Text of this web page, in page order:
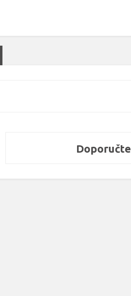
Doporučte